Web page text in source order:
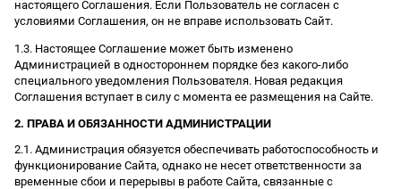
настоящего Соглашения. Если Пользователь не согласен с
условиями Соглашения, он не вправе использовать Сайт.
1.3. Настоящее Соглашение может быть изменено
Администрацией в одностороннем порядке без какого-либо
специального уведомления Пользователя. Новая редакция
Соглашения вступает в силу с момента ее размещения на Сайте.
2. ПРАВА И ОБЯЗАННОСТИ АДМИНИСТРАЦИИ
2.1. Администрация обязуется обеспечивать работоспособность и
функционирование Сайта, однако не несет ответственности за
временные сбои и перерывы в работе Сайта, связанные с